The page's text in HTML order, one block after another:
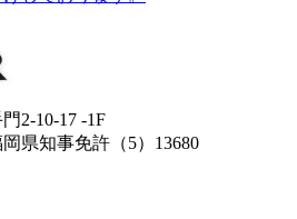
2-10-17 -1F
県知事免許（5）13680